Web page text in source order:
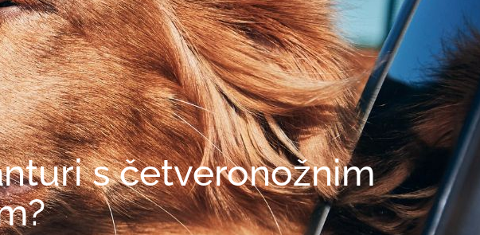
s četveronožnim